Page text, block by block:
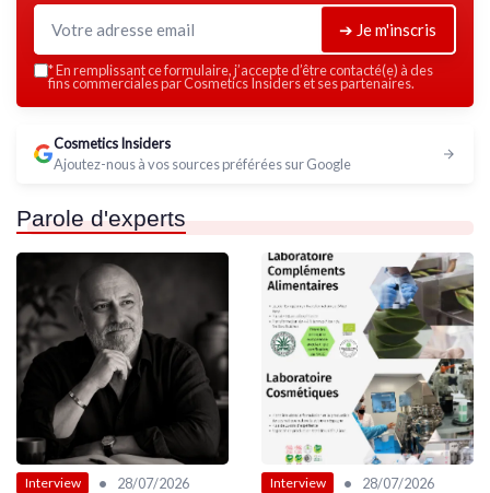
➔ Je m'inscris
*En remplissant ce formulaire, j’accepte d’être contacté(e) à des
fins commerciales par Cosmetics Insiders et ses partenaires.
Cosmetics Insiders
Ajoutez-nous à vos sources préférées sur Google
Parole d'experts
Interview • 28/07/2026 Interview • 28/07/2026